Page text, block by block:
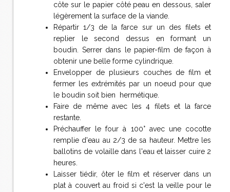
côte sur le papier côté peau en dessous, saler
légèrement la surface de la viande.
Répartir 1/3 de la farce sur un des filets et
replier le second dessus en formant un
boudin. Serrer dans le papier-film de façon à
obtenir une belle forme cylindrique.
Envelopper de plusieurs couches de film et
fermer les extrémités par un noeud pour que
le boudin soit bien hermétique.
Faire de même avec les 4 filets et la farce
restante.
Préchauffer le four à 100° avec une cocotte
remplie d'eau au 2/3 de sa hauteur. Mettre les
ballotins de volaille dans l'eau et laisser cuire 2
heures.
Laisser tiédir, ôter le film et réserver dans un
plat à couvert au froid si c'est la veille pour le